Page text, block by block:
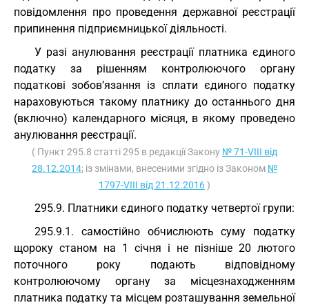
повідомлення про проведення державної реєстрації
припинення підприємницької діяльності.
У разі анулювання реєстрації платника єдиного
податку за рішенням контролюючого органу
податкові зобов’язання із сплати єдиного податку
нараховуються такому платнику до останнього дня
(включно) календарного місяця, в якому проведено
анулювання реєстрації.
( Пункт 295.8 статті 295 в редакції Закону № 71-VIII від
28.12.2014; із змінами, внесеними згідно із Законом №
1797-VIII від 21.12.2016)
295.9. Платники єдиного податку четвертої групи:
295.9.1. самостійно обчислюють суму податку
щороку станом на 1 січня і не пізніше 20 лютого
поточного року подають відповідному
контролюючому органу за місцезнаходженням
платника податку та місцем розташування земельної